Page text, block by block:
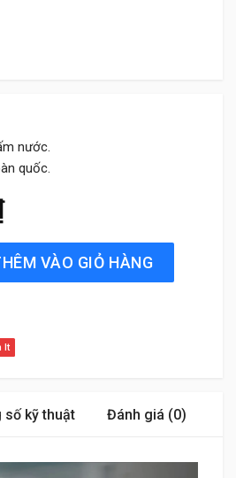
nước.
quốc.
E250 (2016 đến 2023) Thương
VÀO GIỎ HÀNG
It
số kỹ thuật Đánh giá (0)